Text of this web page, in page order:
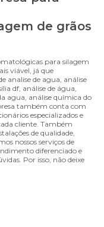
de grãos
para silagem
viável, já que
analise de agua, análise
df, análise de água,
agua, análise química do
também conta com
especializados e
cliente. Também
de qualidade,
nossos serviços de
diferenciado e
Por isso, não deixe